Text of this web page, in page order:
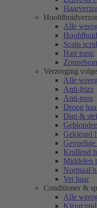
Alle
Scalp
Hair tonic
Verzorging
Alle
Anti-frizz
Anti-roos
Droog
Dun &
Gekleurd
Krullend
Middelen
Normaal
Vet haar
Conditioner &
Alle